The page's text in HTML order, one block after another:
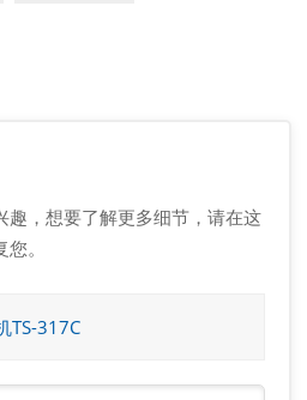
趣，想要了解更多细节，请在这
。
TS-317C